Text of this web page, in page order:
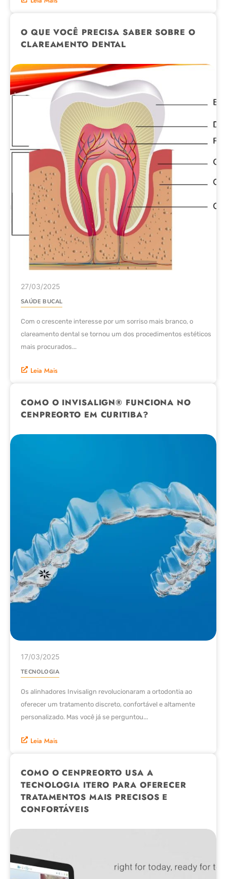
O QUE VOCÊ PRECISA SABER SOBRE O
CLAREAMENTO DENTAL
27/03/2025
SAÚDE BUCAL
Com o crescente interesse por um sorriso mais branco, o
clareamento dental se tornou um dos procedimentos estéticos
mais procurados...
Leia Mais
COMO O INVISALIGN® FUNCIONA NO
CENPREORTO EM CURITIBA?
17/03/2025
TECNOLOGIA
Os alinhadores Invisalign revolucionaram a ortodontia ao
oferecer um tratamento discreto, confortável e altamente
personalizado. Mas você já se perguntou...
Leia Mais
COMO O CENPREORTO USA A
TECNOLOGIA ITERO PARA OFERECER
TRATAMENTOS MAIS PRECISOS E
CONFORTÁVEIS